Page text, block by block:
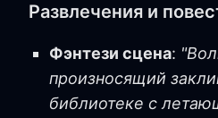
Развлечения и
Фэнтези сцена:
произносящий
библиотеке с